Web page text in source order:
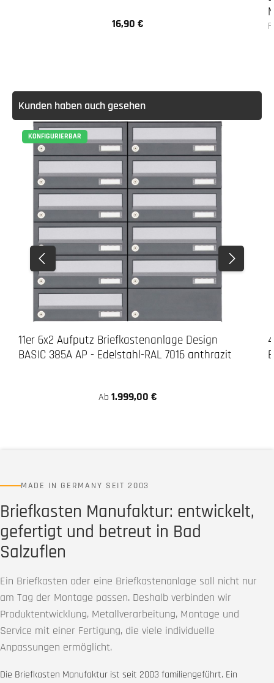
Regulärer Preis:
16,90 €
Kunden haben auch gesehen
KONFIGURIERBAR
11er 6x2 Aufputz Briefkastenanlage Design
BASIC 385A AP - Edelstahl-RAL 7016 anthrazit
Ab 1.999,00 €
MADE IN GERMANY SEIT 2003
Briefkasten Manufaktur: entwickelt,
gefertigt und betreut in Bad
Salzuflen
Ein Briefkasten oder eine Briefkastenanlage soll nicht nur
am Tag der Montage passen. Deshalb verbinden wir
Produktentwicklung, Metallverarbeitung, Montage und
Service mit einer Fertigung, die viele individuelle
Anpassungen ermöglicht.
Die Briefkasten Manufaktur ist seit 2003 familiengeführt. Ein